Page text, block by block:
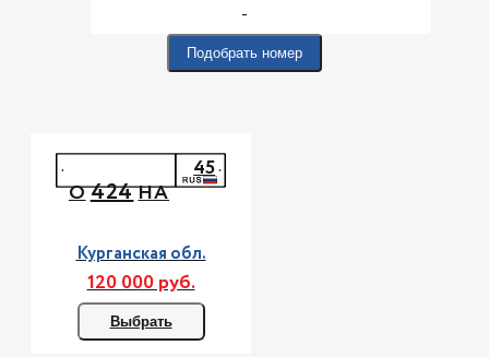
-
Подобрать номер
О424НА
45
Курганская обл.
120 000 руб.
Выбрать